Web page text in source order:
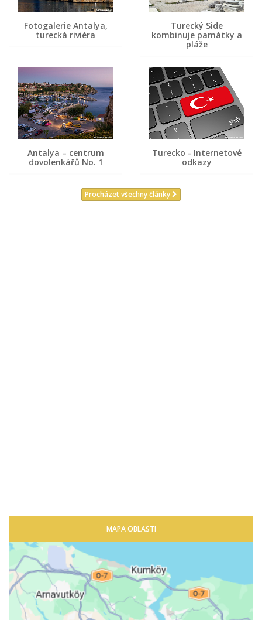
Fotogalerie Antalya,
turecká riviéra
Turecký Side
kombinuje památky a
pláže
Antalya – centrum
dovolenkářů No. 1
Turecko - Internetové
odkazy
Procházet všechny články
MAPA OBLASTI